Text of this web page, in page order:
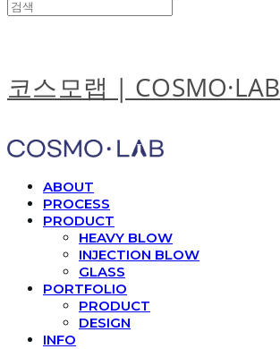
코스모랩 | COSMO·LAB
ABOUT
PROCESS
PRODUCT
HEAVY BLOW
INJECTION BLOW
GLASS
PORTFOLIO
PRODUCT
DESIGN
INFO